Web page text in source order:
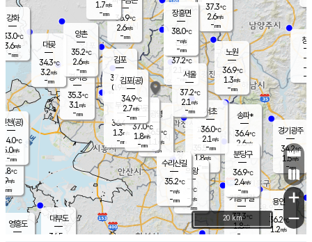
의도
℃
m/s
mm
영흥도
과천
35.5℃
1.8m/s
- mm
용인
36.2℃
1.2m/s
경기광주
34.2℃
1.5m/s
-mm
대부도
34.5
경서동
35.3℃
3.1 m/s
-mm
36.9℃
2.6m/s
-mm
대곶
34.3℃
3.2m/s
-mm
창
-
-m/
-
1.7m/s
-mm
의왕
- ℃
-m/s
-mm
김포
37.4℃
0.9 m/s
mm
광명
36.5 ℃
1.1 m/s
-mm
부천
36.4℃
1.3m/s
-mm
양촌
35.2℃
2.6m/s
-mm
구로
37.0℃
1.8m/s
-mm
은평
37.2℃
2.1 m/s
- mm
노원
36.9℃
1.3m/s
-mm
송파*
36.4℃
2.6m/s
-mm
서초
36.0℃
2.1 m/s
-mm
37.3℃
2.6m/s
-mm
기흥구갈
37.3℃
1.8m/s
-
수리산길
35.2℃
-m/s
-mm
분당구
36.9℃
2.4m/s
-mm
장흥면
38.0℃
-m/s
-mm
강화
33.0℃
3.6m/s
-mm
인천(공)
34.0℃
5.0m/s
-mm
김포(공)
34.9℃
2.7m/s
-mm
서울
37.2℃
2.1 m/s
-mm
+
−
20 km